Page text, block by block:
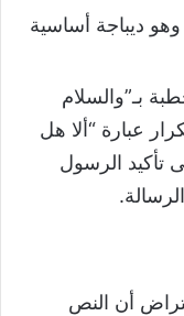
وهو ديباجة أساسية
بـ”والسلام
عبارة “ألا هل
تأكيد الرسول
أن النص